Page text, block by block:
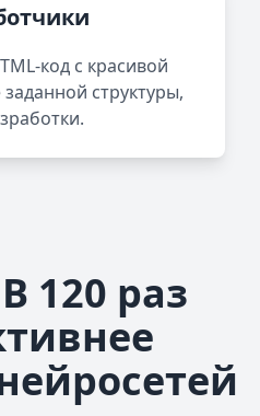
код с красивой
структуры,
120 раз